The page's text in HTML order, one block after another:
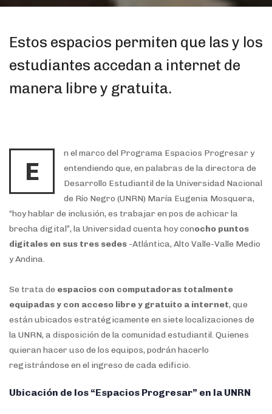
Estos espacios permiten que las y los
estudiantes accedan a internet de
manera libre y gratuita.
E
n el marco del Programa Espacios Progresar y
entendiendo que, en palabras de la directora de
Desarrollo Estudiantil de la Universidad Nacional
de Río Negro (UNRN) María Eugenia Mosquera,
“hoy hablar de inclusión, es trabajar en pos de achicar la
brecha digital”, la Universidad cuenta hoy conocho puntos
digitales en sus tres sedes -Atlántica, Alto Valle-Valle Medio
y Andina.
Se trata de espacios con computadoras totalmente
equipadas y con acceso libre y gratuito a internet, que
están ubicados estratégicamente en siete localizaciones de
la UNRN, a disposición de la comunidad estudiantil. Quienes
quieran hacer uso de los equipos, podrán hacerlo
registrándose en el ingreso de cada edificio.
Ubicación de los “Espacios Progresar” en la UNRN